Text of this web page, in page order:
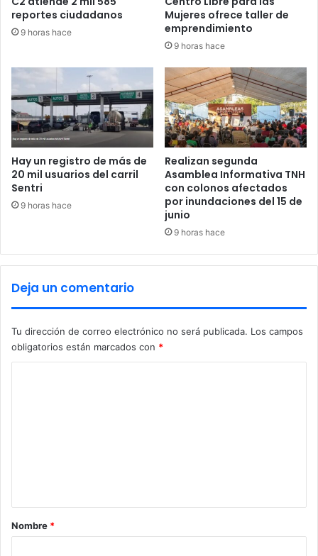
s
L
a
a
P
i
e
r
a
s
r
s
a
c
i
n
l
d
e
C
a
c
h
i
r
d
u
l
e
reportes ciudadanos
9 horas hace
Mujeres ofrece taller de
emprendimiento
9 horas hace
Hay un registro de más de
20 mil usuarios del carril
Sentri
9 horas hace
Realizan segunda
Asamblea Informativa TNH
con colonos afectados
por inundaciones del 15 de
junio
9 horas hace
Deja un comentario
Tu dirección de correo electrónico no será publicada. Los campos
obligatorios están marcados con *
rNombre *